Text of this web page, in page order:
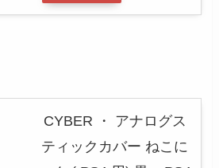
CYBER ・ アナログス
ティックカバー ねこに